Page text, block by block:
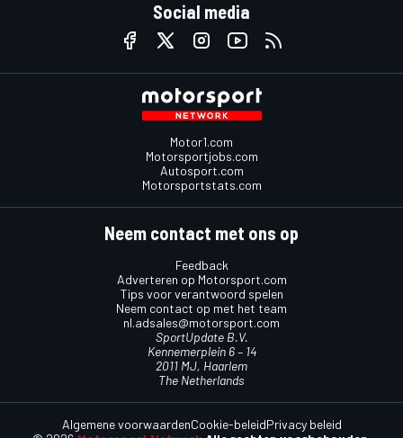
Social media
Motor1.com
Motorsportjobs.com
Autosport.com
Motorsportstats.com
Neem contact met ons op
Feedback
Adverteren op Motorsport.com
Tips voor verantwoord spelen
Neem contact op met het team
nl.adsales@motorsport.com
SportUpdate B.V.
Kennemerplein 6 – 14
2011 MJ, Haarlem
The Netherlands
Algemene voorwaardenCookie-beleidPrivacy beleid